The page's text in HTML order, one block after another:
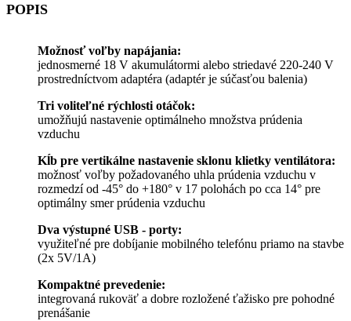
POPIS
Možnosť voľby napájania:
jednosmerné 18 V akumulátormi alebo striedavé 220-240 V
prostredníctvom adaptéra (adaptér je súčasťou balenia)
Tri voliteľné rýchlosti otáčok:
umožňujú nastavenie optimálneho množstva prúdenia
vzduchu
Kĺb pre vertikálne nastavenie sklonu klietky ventilátora:
možnosť voľby požadovaného uhla prúdenia vzduchu v
rozmedzí od -45° do +180° v 17 polohách po cca 14° pre
optimálny smer prúdenia vzduchu
Dva výstupné USB - porty:
využiteľné pre dobíjanie mobilného telefónu priamo na stavbe
(2x 5V/1A)
Kompaktné prevedenie:
integrovaná rukoväť a dobre rozložené ťažisko pre pohodné
prenášanie